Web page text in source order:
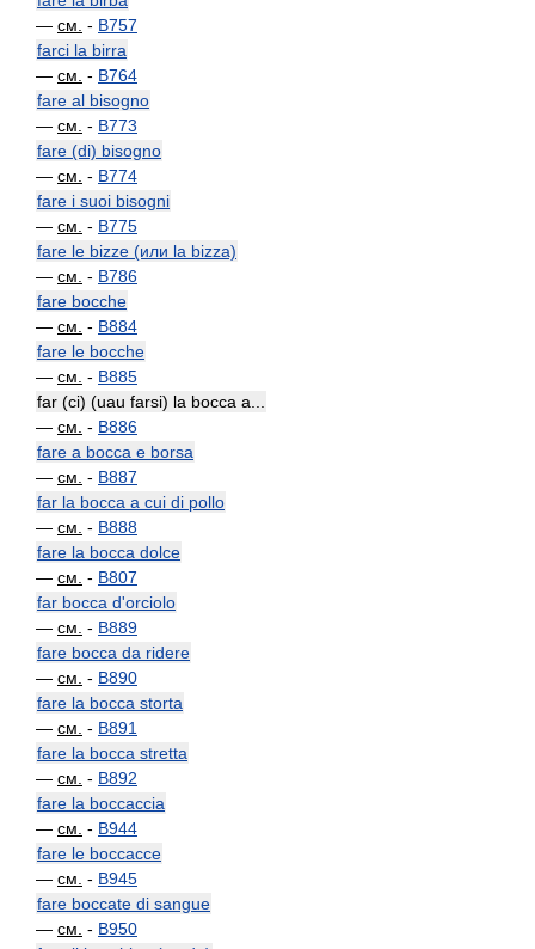
— см. - B757
farci la birra
— см. - B764
fare al bisogno
— см. - B773
fare (di) bisogno
— см. - B774
fare i suoi bisogni
— см. - B775
fare le bizze (или la bizza)
— см. - B786
fare bocche
— см. - B884
fare le bocche
— см. - B885
far (ci) (uau farsi) la bocca a...
— см. - B886
fare a bocca e borsa
— см. - B887
far la bocca a cui di pollo
— см. - B888
fare la bocca dolce
— см. - B807
far bocca d'orciolo
— см. - B889
fare bocca da ridere
— см. - B890
fare la bocca storta
— см. - B891
fare la bocca stretta
— см. - B892
fare la boccaccia
— см. - B944
fare le boccacce
— см. - B945
fare boccate di sangue
— см. - B950